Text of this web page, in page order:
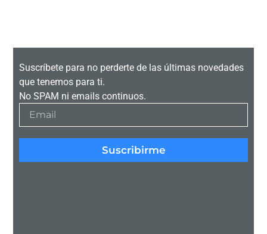
Suscríbete para no perderte de las últimas novedades
que tenemos para ti.
No SPAM ni emails continuos.
Suscribirme